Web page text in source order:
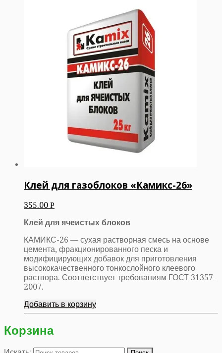
Клей для газоблоков «Камикс-26»
355.00 Р
Клей для ячеистых блоков
КАМИКС-26 — сухая растворная смесь на основе
цемента, фракционированного песка и
модифицирующих добавок для приготовления
высококачественного тонкослойного клеевого
раствора. Соответствует требованиям ГОСТ 31357-
2007.
Добавить в корзину
Корзина